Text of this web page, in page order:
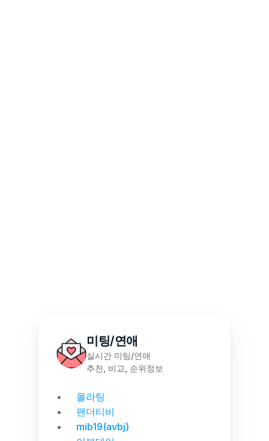
미팅/연애
실시간 미팅/연애
추천, 비교, 순위정보
몰라팅
팬더티비
mib19(avbj)